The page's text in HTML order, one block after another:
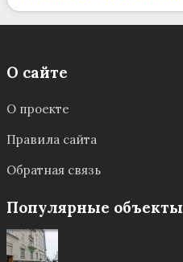
О сайте
О проекте
Правила сайта
Обратная связь
Популярные объекты